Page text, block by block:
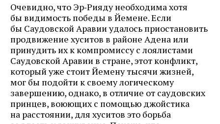
Очевидно, что Эр‑Рияду необходима хотя
бы видимость победы в Йемене. Если
бы Саудовской Аравии удалось приостановить
продвижение хуситов в районе Адена или
принудить их к компромиссу с лоялистами
Саудовской Аравии в стране, этот конфликт,
который уже стоит Йемену тысячи жизней,
мог бы подойти к своему логическому
завершению, однако, в отличие от саудовских
принцев, воюющих с помощью джойстика
на расстоянии, для хуситов это борьба